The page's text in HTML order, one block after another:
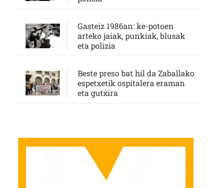
Gasteiz 1986an: ke-potoen
arteko jaiak, punkiak, blusak
eta polizia
Beste preso bat hil da Zaballako
espetxetik ospitalera eraman
eta gutxira